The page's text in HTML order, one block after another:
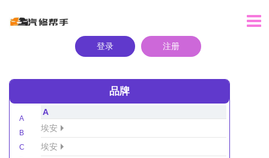
登录 注册
品牌
A
B
C
A
埃安
埃安